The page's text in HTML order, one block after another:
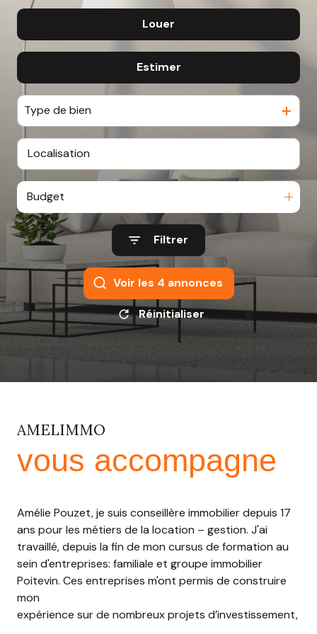
BIEN
CHASSEURS
D’APPARTS
NOTRE
AGENCE
Louer
Estimer
Type de bien
Budget
Filtrer
Voir les 4 annonces
Réinitialiser
AMELIMMO
vous accompagne
Amélie Pouzet, je suis conseillère immobilier depuis 17
ans pour les métiers de la location – gestion. J'ai
travaillé, depuis la fin de mon cursus de formation au
sein d'entreprises: familiale et groupe immobilier
Poitevin. Ces entreprises m'ont permis de construire
mon
expérience sur de nombreux projets d’investissement,